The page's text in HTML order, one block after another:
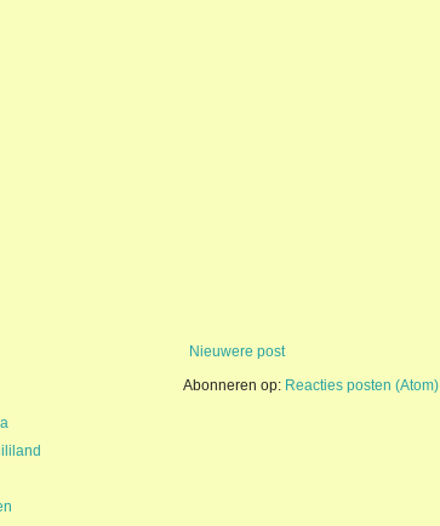
Nieuwere post
Abonneren op: Reacties posten (Atom)